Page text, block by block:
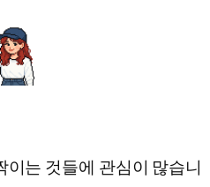
는 것들에 관심이 많습니